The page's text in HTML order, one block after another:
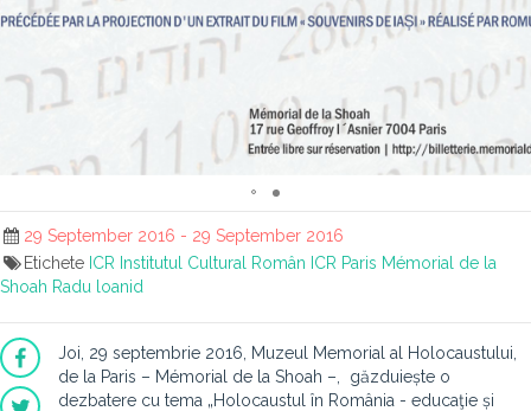
29 September 2016 - 29 September 2016
Etichete ICR Institutul Cultural Român ICR Paris Mémorial de la
Shoah Radu loanid
Joi, 29 septembrie 2016, Muzeul Memorial al Holocaustului,
de la Paris – Mémorial de la Shoah –, găzduiește o
dezbatere cu tema „Holocaustul în România - educaţie și